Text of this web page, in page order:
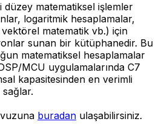
matematiksel işlemler
logaritmik hesaplamalar,
matematik vb.) için
sunan bir kütüphanedir. Bu
matematiksel hesaplamalar
MCU uygulamalarında C7
kapasitesinden en verimli
sağlar.
buradan ulaşabilirsiniz.